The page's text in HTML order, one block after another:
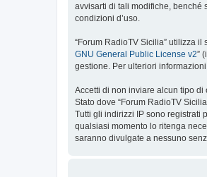
avvisarti di tali modifiche, benché
condizioni d’uso.
“Forum RadioTV Sicilia” utilizza il
GNU General Public License v2”
gestione. Per ulteriori
Accetti di non inviare alcun tipo
Stato dove “Forum RadioTV
Tutti gli indirizzi IP sono registrati
qualsiasi momento lo ritenga
saranno divulgate a nessuno